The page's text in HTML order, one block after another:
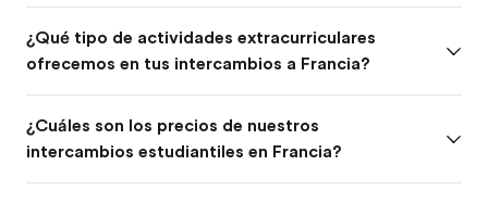
¿Qué tipo de actividades extracurriculares
ofrecemos en tus intercambios a Francia?
¿Cuáles son los precios de nuestros
intercambios estudiantiles en Francia?